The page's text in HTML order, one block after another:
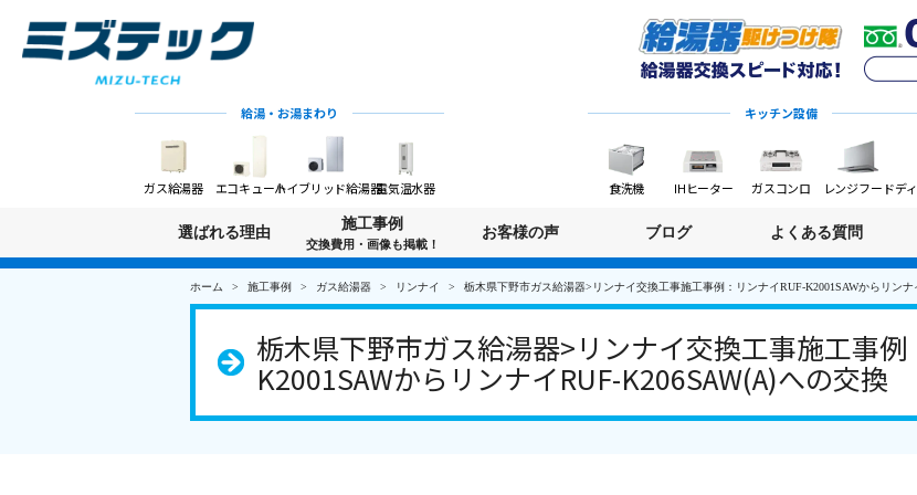
給湯・お湯まわり
ガス給湯器 エコキュートハイブリッド給湯器電気温水器
キッチン設備
食洗機 IHヒーター ガスコンロ レンジフードデ
選ばれる理由
施工事例
交換費用・画像も掲載！
お客様の声 ブログ よくある質問
ホーム 施工事例 ガス給湯器 リンナイ 栃木県下野市ガス給湯器>リンナイ交換工事施工事例：リンナイRUF-K2001SAWからリンナ
栃木県下野市ガス給湯器>リンナイ交換工事施工事例
K2001SAWからリンナイRUF-K206SAW(A)への交換